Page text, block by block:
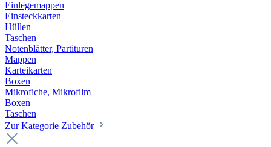
Einlegemappen
Einsteckkarten
Hüllen
Taschen
Notenblätter, Partituren
Mappen
Karteikarten
Boxen
Mikrofiche, Mikrofilm
Boxen
Taschen
Zur Kategorie Zubehör